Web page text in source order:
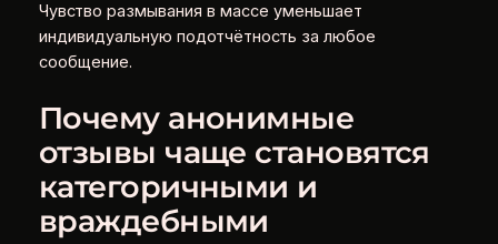
Чувство размывания в массе уменьшает
индивидуальную подотчётность за любое
сообщение.
Почему анонимные
отзывы чаще становятся
категоричными и
враждебными